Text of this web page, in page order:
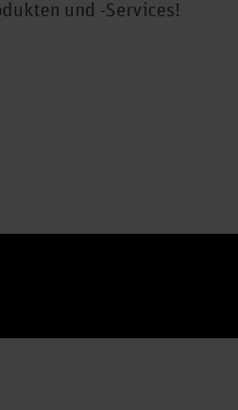
und -Services!